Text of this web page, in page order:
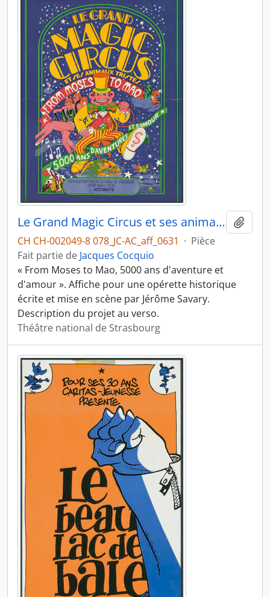
Le Grand Magic Circus et ses animaux tristes
CH CH-002049-8 078_JC-AC_aff_0631 · Pièce
Fait partie de Jacques Cocquio
« From Moses to Mao, 5000 ans d'aventure et
d'amour ». Affiche pour une opérette historique
écrite et mise en scène par Jérôme Savary.
Description du projet au verso.
Théâtre national de Strasbourg